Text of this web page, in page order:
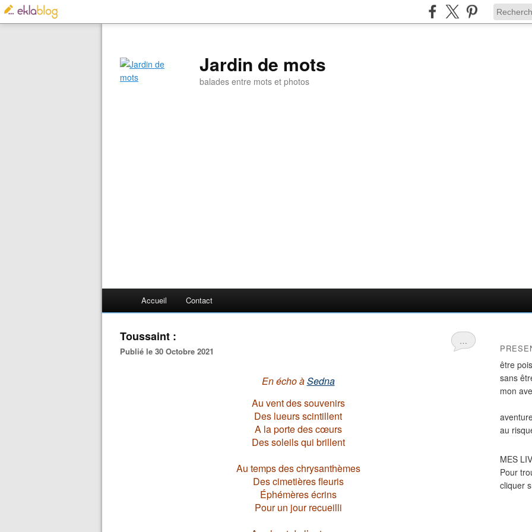
Jardin de mots
balades entre mots et photos
Accueil Contact
…
Toussaint :
Publié le 30 Octobre 2021
En écho àSedna
Au vent des souvenirs
Des lueurs scintillent
A la porte des cœurs
Des soleils qui brillent
Au temps des chrysanthèmes
Des cimetières fleuris
Éphémères écrins
Pour un jour recueilli
être
sans
mon
au
MES
Pour
cliquer